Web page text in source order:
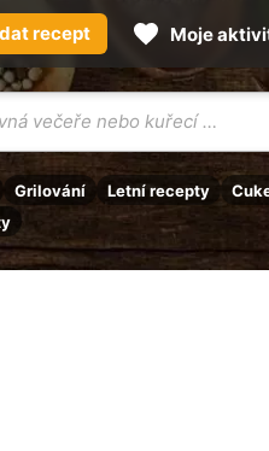
Grilování Letní recepty
recept Moje